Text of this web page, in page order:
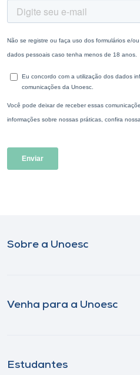
Sobre a Unoesc
Venha para a Unoesc
Estudantes